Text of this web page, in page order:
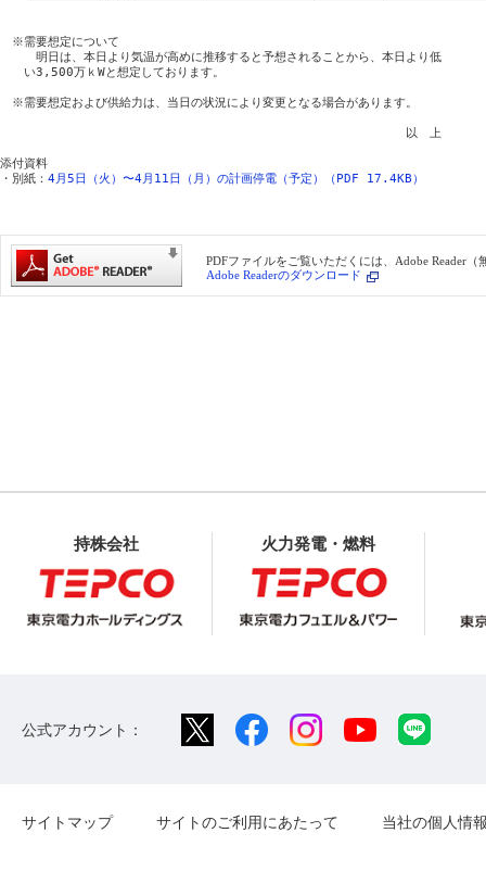
※需要想定について
明日は、本日より気温が高めに推移すると予想されることから、本日より低
い3,500万ｋWと想定しております。
※需要想定および供給力は、当日の状況により変更となる場合があります。
以　上
添付資料
・別紙： 4月5日（火）〜4月11日（月）の計画停電（予定）（PDF 17.4KB）
PDFファイルをご覧いただくには、Adobe Reader（
Adobe Readerのダウンロード
持株会社 火力発電・燃料
公式アカウント：
サイトマップ サイトのご利用にあたって 当社の個人情